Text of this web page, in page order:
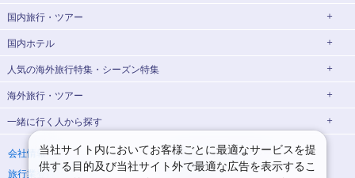
出張パック
東京ディズニーリゾート®への旅
ユニバーサル・スタジオ・ジャパン(USJ)
夏休み・お盆休み旅行 シルバーウィーク旅行
冬休み旅行 年末年始・お正月の旅行
国内旅行・ツアー
北海道旅行・ツアー
東北旅行・ツアー
青森旅行・ツアー
宮城旅行・ツアー
山形旅行・ツアー 福島旅行・ツアー
関東旅行・ツアー
国内ホテル
北海道ホテル・旅館
青森ホテル・旅館 岩手ホテル・旅館
宮城ホテル・旅館 秋田ホテル・旅館
人気の海外旅行特集・シーズン特集
添乗員付きツアー特集
海外航空券＋ホテル
海外世界遺産特集 ゴールデンウィーク(GW) 海外旅行
夏休み・お盆休みの海外旅行 シルバーウィークの海外旅行
海外旅行・ツアー
ヨーロッパ
イタリア旅行・ツアー スペイン旅行・ツアー
フランス旅行・ツアー ドイツ旅行・ツアー
一緒に行く人から探す
一人旅 海外一人旅
家族・子連れ旅行 海外家族・子連れ旅行
会社情報
プライバシーポリシー
旅行業登録票・約款
規約集
当社サイト内においてお客様ごとに最適なサービスを提
供する目的及び当社サイト外で最適な広告を表示するこ